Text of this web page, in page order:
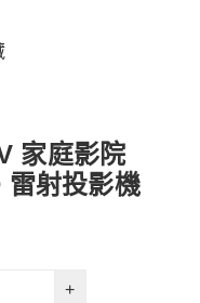
家庭影院
雷射投影機
+